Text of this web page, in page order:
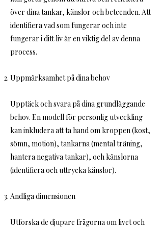
över dina tankar, känslor och beteenden. Att
identifiera vad som fungerar och inte
fungerar i ditt liv är en viktig del av denna
process.
Uppmärksamhet på dina behov
Upptäck och svara på dina grundläggande
behov. En modell för personlig utveckling
kan inkludera att ta hand om kroppen (kost,
sömn, motion), tankarna (mental träning,
hantera negativa tankar), och känslorna
(identifiera och uttrycka känslor).
Andliga dimensionen
Utforska de djupare frågorna om livet och